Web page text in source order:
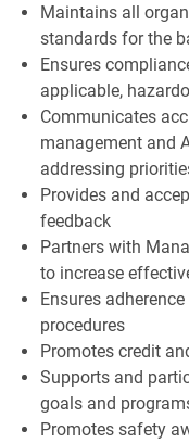
Maintains all
standards for the
Ensures
applicable,
Communicates
management and
addressing
Provides and
feedback
Partners with
to increase
Ensures
procedures
Promotes credit
Supports and
goals and
Promotes safety